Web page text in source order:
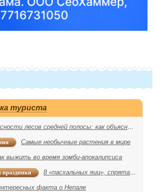
туриста
Опасности лесов средней полосы: как объяснить волку, что вы – не северный олень
Самые необычные растения в мире
выжить во время зомби-апокалипсиса
праздники 8 «пасхальных яиц», спрятанных по всему миру
факта о Непале